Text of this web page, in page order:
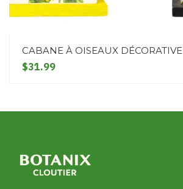
CABANE À OISEAUX DÉCORATIVE
$31.99